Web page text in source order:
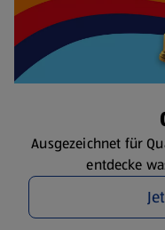
Ausgezeichnet für
entdecke